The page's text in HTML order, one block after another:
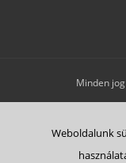
Minden
ÁSZF
Weboldalunk